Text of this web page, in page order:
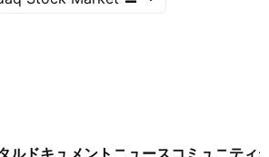
ルドキュメント ニュースコミュニティ